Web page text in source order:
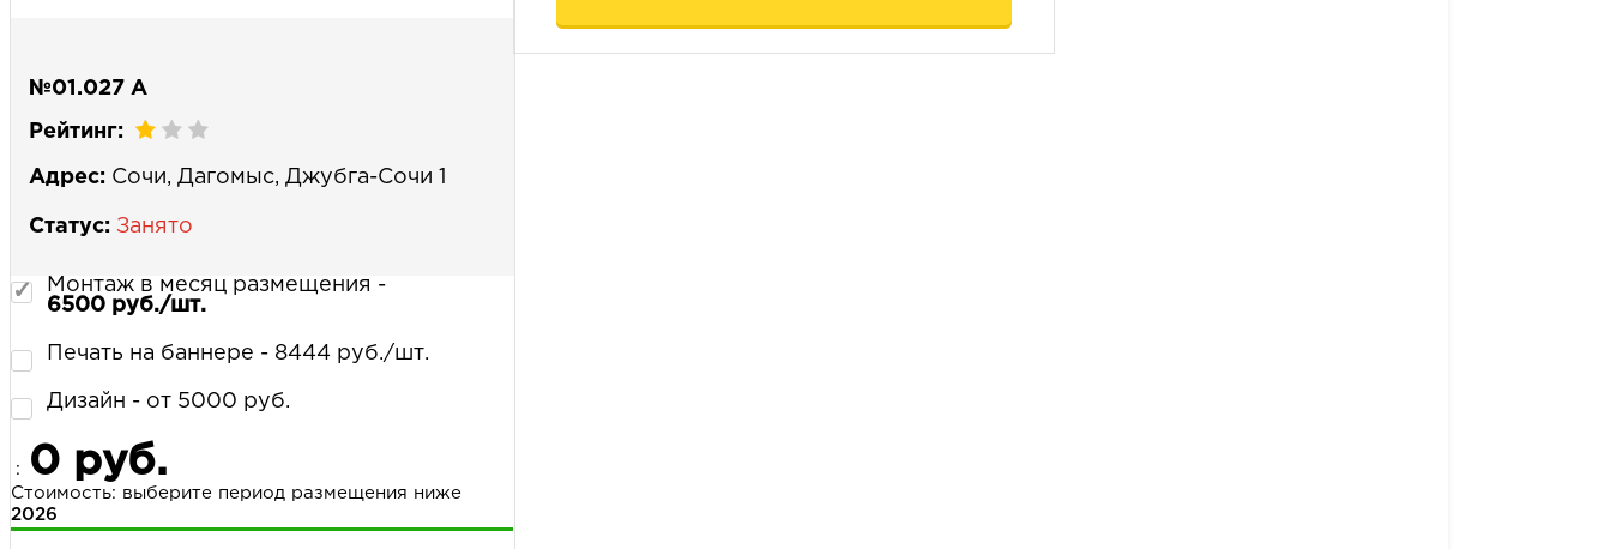
№01.027 А
Рейтинг:
Адрес: Сочи, Дагомыс, Джубга-Сочи 1
Статус: Занято
Монтаж в месяц размещения -
6500 руб./шт.
Печать на баннере - 8444 руб./шт.
Дизайн - от 5000 руб.
: 0 руб.
Стоимость: выберите период размещения ниже
2026